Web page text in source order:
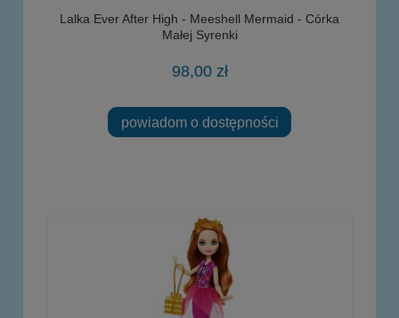
Lalka Ever After High - Meeshell Mermaid - Córka
Małej Syrenki
98,00 zł
powiadom o dostępności